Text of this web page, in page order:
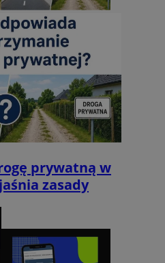
prywatną w
zasady